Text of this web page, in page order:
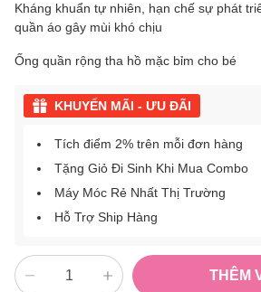
Kháng khuẩn tự nhiên, hạn chế sự phát
quần áo gây mùi khó chịu
Ống quần rộng tha hồ mặc bỉm cho bé
KHUYẾN MÃI - ƯU ĐÃI
Tích điểm 2% trên mỗi đơn hàng
Tặng Giỏ Đi Sinh Khi Mua Combo
Máy Móc Rẻ Nhất Thị Trường
Hỗ Trợ Ship Hàng
THÊM